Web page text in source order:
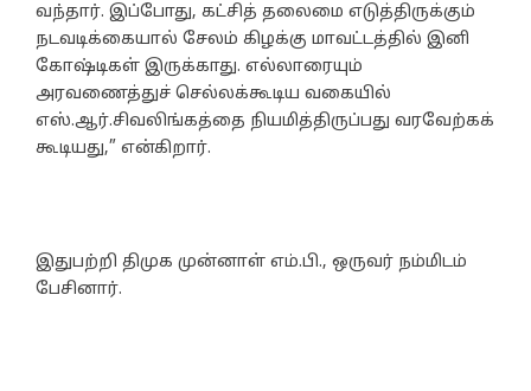
வந்தார். இப்போது, கட்சித் தலைமை எடுத்திருக்கும்
நடவடிக்கையால் சேலம் கிழக்கு மாவட்டத்தில் இனி
கோஷ்டிகள் இருக்காது. எல்லாரையும்
அரவணைத்துச் செல்லக்கூடிய வகையில்
எஸ்.ஆர்.சிவலிங்கத்தை நியமித்திருப்பது வரவேற்கக்
கூடியது,” என்கிறார்.
இதுபற்றி திமுக முன்னாள் எம்.பி., ஒருவர் நம்மிடம்
பேசினார்.